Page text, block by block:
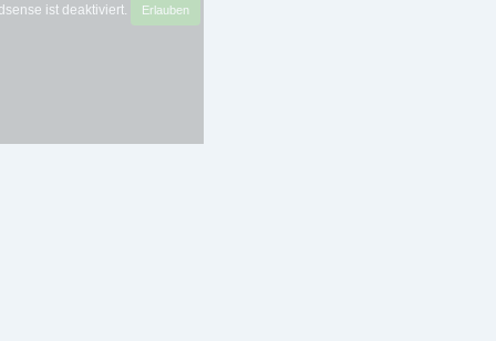
ist deaktiviert. Erlauben